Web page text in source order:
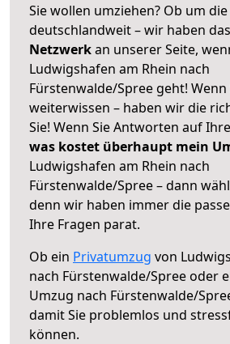
Sie wollen umziehen? Ob um
deutschlandweit – wir haben das
Netzwerkan unserer Seite,
Ludwigshafen am Rhein nach
Fürstenwalde/Spree geht! Wenn
weiterwissen – haben wir die
Sie! Wenn Sie Antworten auf
was kostet überhaupt mein
Ludwigshafen am Rhein nach
Fürstenwalde/Spree – dann
denn wir haben immer die
Ihre Fragen parat.
Ob ein Privatumzug von
nach Fürstenwalde/Spree oder
Umzug nach Fürstenwalde/
damit Sie problemlos und
können.